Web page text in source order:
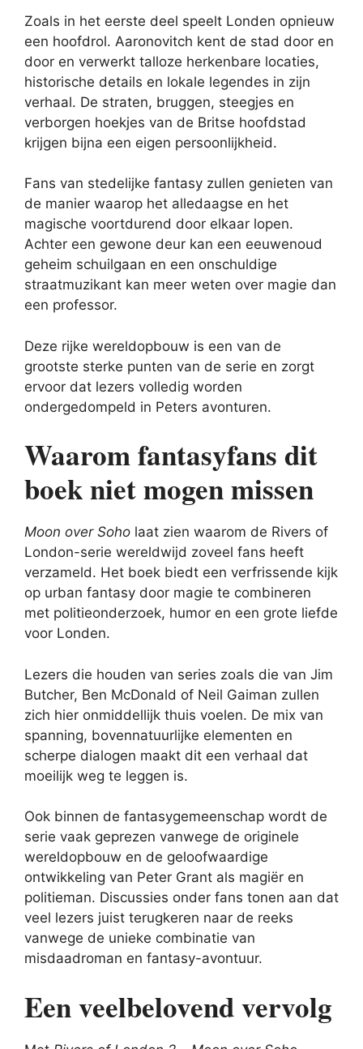
Zoals in het eerste deel speelt Londen opnieuw
een hoofdrol. Aaronovitch kent de stad door en
door en verwerkt talloze herkenbare locaties,
historische details en lokale legendes in zijn
verhaal. De straten, bruggen, steegjes en
verborgen hoekjes van de Britse hoofdstad
krijgen bijna een eigen persoonlijkheid.
Fans van stedelijke fantasy zullen genieten van
de manier waarop het alledaagse en het
magische voortdurend door elkaar lopen.
Achter een gewone deur kan een eeuwenoud
geheim schuilgaan en een onschuldige
straatmuzikant kan meer weten over magie dan
een professor.
Deze rijke wereldopbouw is een van de
grootste sterke punten van de serie en zorgt
ervoor dat lezers volledig worden
ondergedompeld in Peters avonturen.
Waarom fantasyfans dit
boek niet mogen missen
Moon over Soho laat zien waarom de Rivers of
London-serie wereldwijd zoveel fans heeft
verzameld. Het boek biedt een verfrissende kijk
op urban fantasy door magie te combineren
met politieonderzoek, humor en een grote liefde
voor Londen.
Lezers die houden van series zoals die van Jim
Butcher, Ben McDonald of Neil Gaiman zullen
zich hier onmiddellijk thuis voelen. De mix van
spanning, bovennatuurlijke elementen en
scherpe dialogen maakt dit een verhaal dat
moeilijk weg te leggen is.
Ook binnen de fantasygemeenschap wordt de
serie vaak geprezen vanwege de originele
wereldopbouw en de geloofwaardige
ontwikkeling van Peter Grant als magiër en
politieman. Discussies onder fans tonen aan dat
veel lezers juist terugkeren naar de reeks
vanwege de unieke combinatie van
misdaadroman en fantasy-avontuur.
Een veelbelovend vervolg